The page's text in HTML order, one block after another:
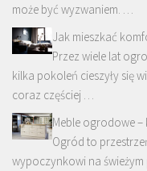
może być wyzwaniem. …
Jak mieszkać
Przez wiele lat
kilka pokoleń cieszyły się
coraz częściej …
Meble ogrodowe
Ogród to
wypoczynkowi na